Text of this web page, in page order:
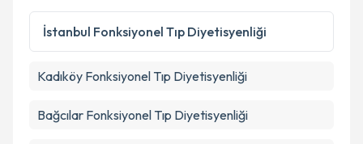
İstanbul Fonksiyonel Tıp Diyetisyenliği
Kadıköy Fonksiyonel Tıp Diyetisyenliği
Bağcılar Fonksiyonel Tıp Diyetisyenliği